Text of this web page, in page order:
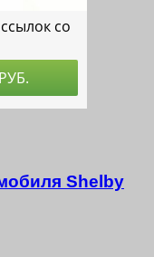
Shelby